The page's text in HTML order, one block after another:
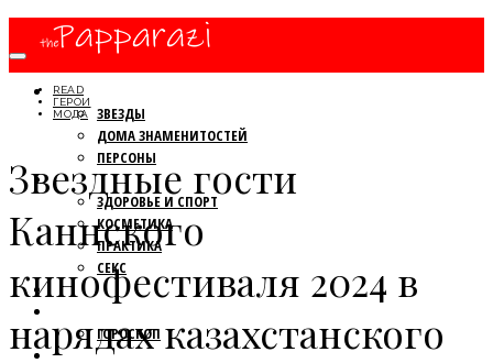
ПАПАРАЦЦИ
ЗВЕЗДЫ
ДОМА ЗНАМЕНИТОСТЕЙ
ПЕРСОНЫ
КРАСОТА
ЗДОРОВЬЕ И СПОРТ
КОСМЕТИКА
ПРАКТИКА
СЕКС
МОДА
НОВОСТИ
ГОРОСКОП
ПУТЕШЕСТВИЯ
READ
ГЕРОИ
МОДА
Звездные гости
Каннского
кинофестиваля 2024 в
нарядах казахстанского